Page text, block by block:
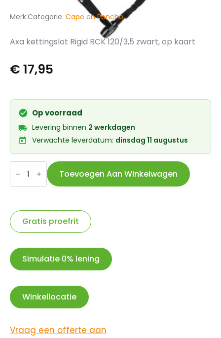
Merk:Categorie: Cape en Poncho
Axa kettingslot Rigid RCK 120/3,5 zwart, op kaart
€ 17,95
Op voorraad
Levering binnen 2 werkdagen
Verwachte leverdatum: dinsdag 11 augustus
Axa
kettingslot
Rigid
RCK
aantal
Toevoegen Aan Winkelwagen
Gratis proefrit
Simulatie 0% lening
Winkellocatie
Vraag een offerte aan